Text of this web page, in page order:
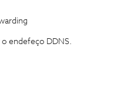
endefeço DDNS.